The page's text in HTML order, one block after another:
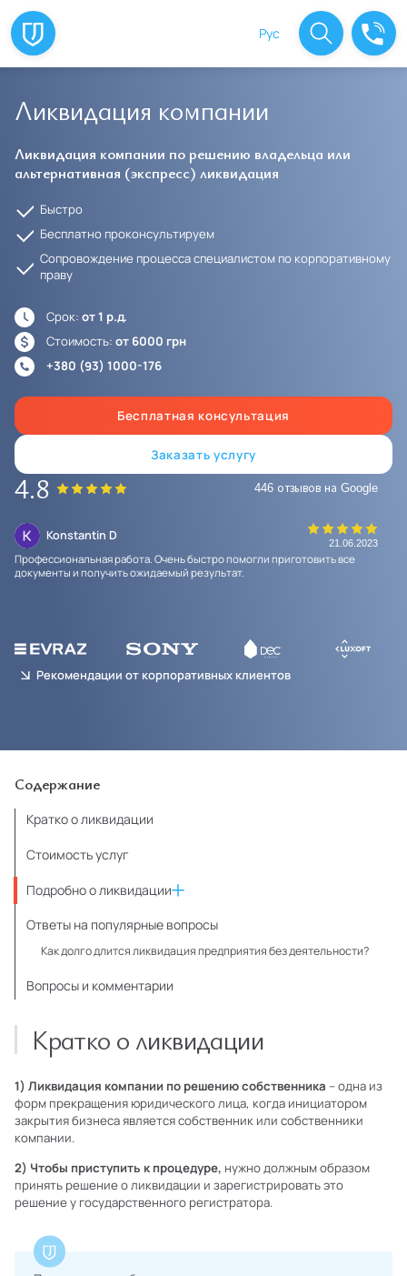
Рус
Ликвидация компании
Ликвидация компании по решению владельца или
альтернативная (экспресс) ликвидация
Быстро
Бесплатно проконсультируем
Сопровождение процесса специалистом по корпоративному
праву
Срок:от 1 р.д.
Стоимость:от 6000 грн
+380 (93) 1000-176
Бесплатная консультация
Заказать услугу
4.8 446 отзывов на Google
Konstantin D
21.06.2023
Профессиональная работа. Очень быстро помогли приготовить все
документы и получить ожидаемый результат.
Рекомендации от корпоративных клиентов
Кратко о ликвидации
1) Ликвидация компании по решению собственника – одна из
форм прекращения юридического лица, когда инициатором
закрытия бизнеса является собственник или собственники
компании.
2) Чтобы приступить к процедуре, нужно должным образом
принять решение о ликвидации и зарегистрировать это
решение у государственного регистратора.
Содержание
Кратко о ликвидации
Стоимость услуг
Подробно о ликвидации
Ответы на популярные вопросы
Как долго длится ликвидация предприятия без деятельности?
Вопросы и комментарии